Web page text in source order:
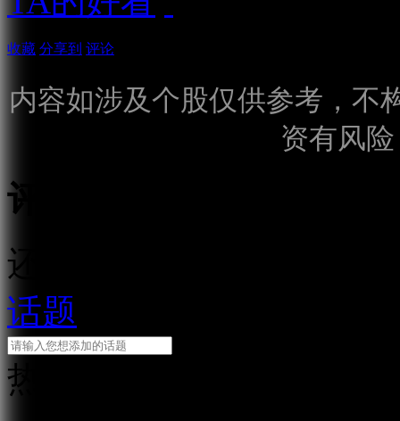
收藏 分享到 评论
内容如涉及个股仅供参考，不
资有风
评论
还需输入10个字
话题
热门话题